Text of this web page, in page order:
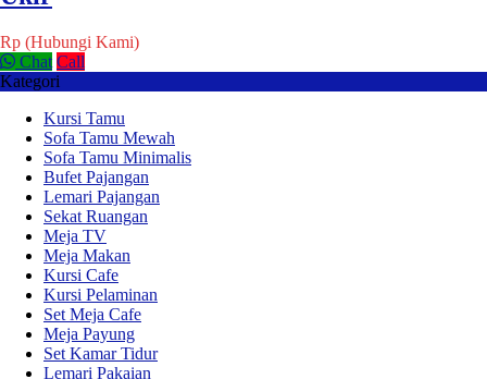
Rp (Hubungi Kami)
Chat Call
Kategori
Kursi Tamu
Sofa Tamu Mewah
Sofa Tamu Minimalis
Bufet Pajangan
Lemari Pajangan
Sekat Ruangan
Meja TV
Meja Makan
Kursi Cafe
Kursi Pelaminan
Set Meja Cafe
Meja Payung
Set Kamar Tidur
Lemari Pakaian